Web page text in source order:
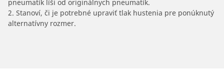
pneumatík líši od originálnych pneumatík.
2. Stanoví, či je potrebné upraviť tlak hustenia pre ponúknutý
alternatívny rozmer.